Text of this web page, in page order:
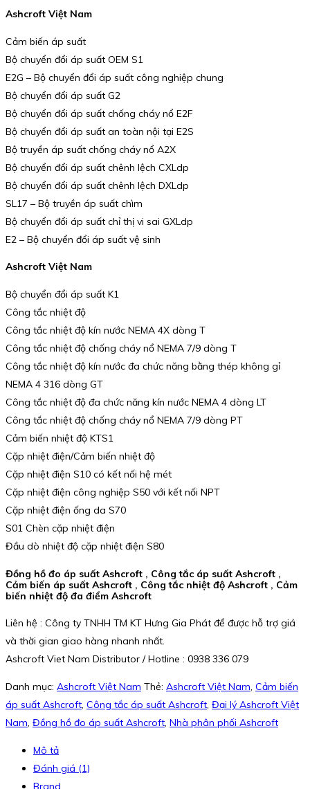
Ashcroft Việt Nam
Cảm biến áp suất
Bộ chuyển đổi áp suất OEM S1
E2G – Bộ chuyển đổi áp suất công nghiệp chung
Bộ chuyển đổi áp suất G2
Bộ chuyển đổi áp suất chống cháy nổ E2F
Bộ chuyển đổi áp suất an toàn nội tại E2S
Bộ truyền áp suất chống cháy nổ A2X
Bộ chuyển đổi áp suất chênh lệch CXLdp
Bộ chuyển đổi áp suất chênh lệch DXLdp
SL17 – Bộ truyền áp suất chìm
Bộ chuyển đổi áp suất chỉ thị vi sai GXLdp
E2 – Bộ chuyển đổi áp suất vệ sinh
Ashcroft Việt Nam
Bộ chuyển đổi áp suất K1
Công tắc nhiệt độ
Công tắc nhiệt độ kín nước NEMA 4X dòng T
Công tắc nhiệt độ chống cháy nổ NEMA 7/9 dòng T
Công tắc nhiệt độ kín nước đa chức năng bằng thép không gỉ
NEMA 4 316 dòng GT
Công tắc nhiệt độ đa chức năng kín nước NEMA 4 dòng LT
Công tắc nhiệt độ chống cháy nổ NEMA 7/9 dòng PT
Cảm biến nhiệt độ KTS1
Cặp nhiệt điện/Cảm biến nhiệt độ
Cặp nhiệt điện S10 có kết nối hệ mét
Cặp nhiệt điện công nghiệp S50 với kết nối NPT
Cặp nhiệt điện ống da S70
S01 Chèn cặp nhiệt điện
Đầu dò nhiệt độ cặp nhiệt điện S80
Đồng hồ đo áp suất Ashcroft , Công tắc áp suất Ashcroft ,
Cảm biến áp suất Ashcroft , Công tắc nhiệt độ Ashcroft , Cảm
biến nhiệt độ đa điểm Ashcroft
Liên hệ : Công ty TNHH TM KT Hưng Gia Phát để được hỗ trợ giá
và thời gian giao hàng nhanh nhất.
Ashcroft Viet Nam Distributor / Hotline : 0938 336 079
Danh mục: Ashcroft Việt Nam Thẻ: Ashcroft Việt Nam, Cảm biến
áp suất Ashcroft, Công tắc áp suất Ashcroft, Đại lý Ashcroft Việt
Nam, Đồng hồ đo áp suất Ashcroft, Nhà phân phối Ashcroft
Mô tả
Đánh giá (1)
Brand